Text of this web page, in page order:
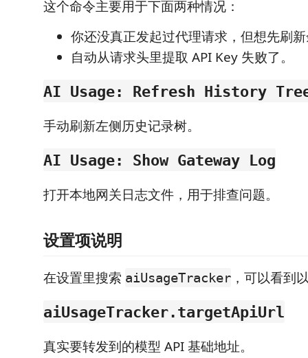
这个命令主要用于下面两种情况：
你还没真正发起过代理请求，但想先刷
自动从请求头里提取 API Key 失败了。
AI Usage: Refresh History
手动刷新左侧历史记录树。
AI Usage: Show Gateway Log
打开本地网关日志文件，用于排查问题。
设置项说明
在设置里搜索 aiUsageTracker ，可以看到
aiUsageTracker.targetApiUrl
真实要转发到的模型 API 基础地址。